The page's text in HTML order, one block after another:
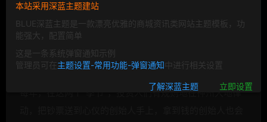
就像大家热爱的美剧和美国大片每年都有热门上映季一
两个明显的季节，我称为“融资季”。
每年，在这两个“季节”，投资人们有规则地在神州大地律
本站采用深蓝主题建站
BLUE深蓝主题是一款漂亮优雅的商城资讯类网站主题模板，功
能强大，配置简单
这是一条系统弹窗通知示例
管理员可在主题设置-常用功能-弹窗通知中进行相关设置
了解深蓝主题 立即设置